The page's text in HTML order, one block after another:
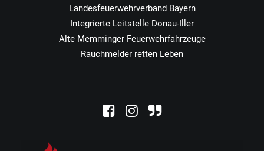
Landesfeuerwehrverband Bayern
Integrierte Leitstelle Donau-Iller
Alte Memminger Feuerwehrfahrzeuge
Rauchmelder retten Leben